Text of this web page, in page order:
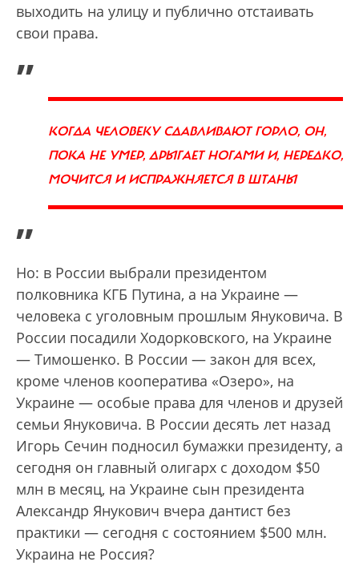
выходить на улицу и публично отстаивать
свои права.
„
КОГДА ЧЕЛОВЕКУ СДАВЛИВАЮТ ГОРЛО, ОН,
ПОКА НЕ УМЕР, ДРЫГАЕТ НОГАМИ И, НЕРЕДКО,
МОЧИТСЯ И ИСПРАЖНЯЕТСЯ В ШТАНЫ
”
Но: в России выбрали президентом
полковника КГБ Путина, а на Украине —
человека с уголовным прошлым Януковича. В
России посадили Ходорковского, на Украине
— Тимошенко. В России — закон для всех,
кроме членов кооператива «Озеро», на
Украине — особые права для членов и друзей
семьи Януковича. В России десять лет назад
Игорь Сечин подносил бумажки президенту, а
сегодня он главный олигарх с доходом $50
млн в месяц, на Украине сын президента
Александр Янукович вчера дантист без
практики — сегодня с состоянием $500 млн.
Украина не Россия?